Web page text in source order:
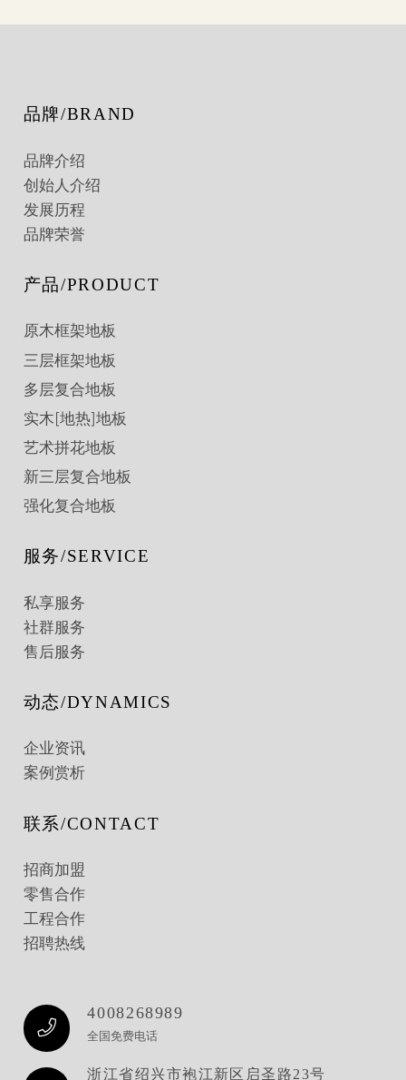
品牌/BRAND
品牌介绍
创始人介绍
发展历程
品牌荣誉
产品/PRODUCT
原木框架地板
三层框架地板
多层复合地板
实木[地热]地板
艺术拼花地板
新三层复合地板
强化复合地板
服务/SERVICE
私享服务
社群服务
售后服务
动态/DYNAMICS
企业资讯
案例赏析
联系/CONTACT
招商加盟
零售合作
工程合作
招聘热线
4008268989
全国免费电话
浙江省绍兴市袍江新区启圣路23号